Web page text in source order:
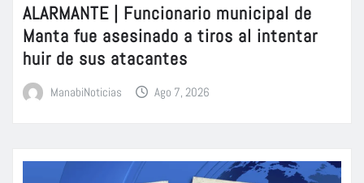
ALARMANTE | Funcionario municipal de
Manta fue asesinado a tiros al intentar
huir de sus atacantes
ManabiNoticias Ago 7, 2026